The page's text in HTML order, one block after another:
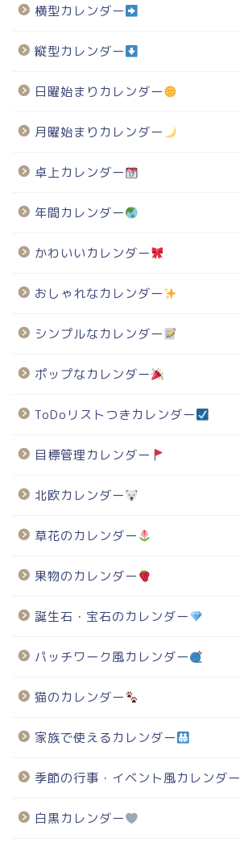
横型カレンダー
縦型カレンダー
日曜始まりカレンダー
月曜始まりカレンダー
卓上カレンダー
年間カレンダー
かわいいカレンダー
おしゃれなカレンダー
シンプルなカレンダー
ポップなカレンダー
ToDoリストつきカレンダー
目標管理カレンダー
北欧カレンダー
草花のカレンダー
果物のカレンダー
誕生石・宝石のカレンダー
パッチワーク風カレンダー
猫のカレンダー
家族で使えるカレンダー
季節の行事・イベント風カレンダー
白黒カレンダー